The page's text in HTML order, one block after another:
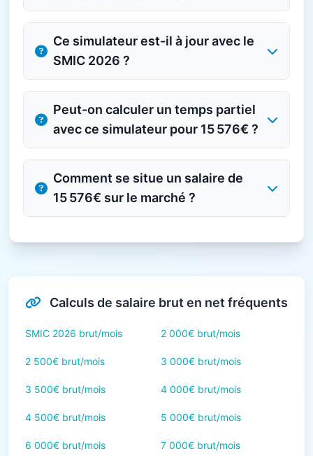
Ce simulateur est-il à jour avec le
SMIC 2026 ?
Peut-on calculer un temps partiel
avec ce simulateur pour 15 576€ ?
Comment se situe un salaire de
15 576€ sur le marché ?
Calculs de salaire brut en net fréquents
SMIC 2026 brut/mois 2 000€ brut/mois
2 500€ brut/mois 3 000€ brut/mois
3 500€ brut/mois 4 000€ brut/mois
4 500€ brut/mois 5 000€ brut/mois
6 000€ brut/mois 7 000€ brut/mois